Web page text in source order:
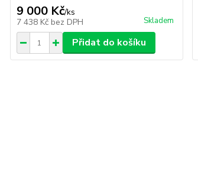
9 000 Kč/ks
7 438 Kč bez DPH Skladem
Přidat do košíku